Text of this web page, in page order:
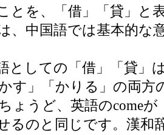
とを、「借」「貸」と
、中国語では基本的な
としての「借」「貸」
す」「かりる」の両方
ょうど、英語のcomeが
るのと同じです。漢和